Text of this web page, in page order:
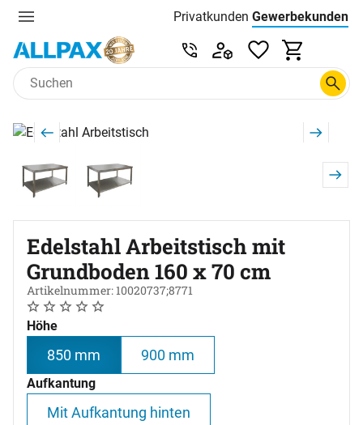
Menu Privatkunden Preisliste:
Gewerbekunden
Zum Hauptinhalt springen
Service & Beratung unter
Produktgalerie
Zur Kaufbox springen
Edelstahl Arbeitstisch mit
Grundboden 160 x 70 cm
Artikelnummer: 10020737;8771
Noch keine Bewertungen abgegeben
0 Bewertungen
Höhe
850 mm 900 mm
Aufkantung
Mit Aufkantung hinten